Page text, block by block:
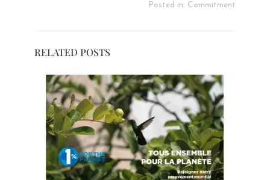
Posted in: Commitment
RELATED POSTS